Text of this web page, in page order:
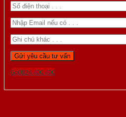
Gọi 0824.400.400